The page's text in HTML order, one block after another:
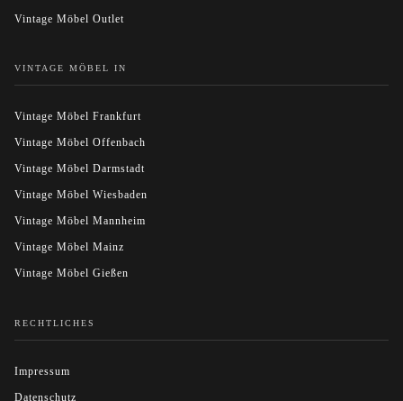
Vintage Möbel Outlet
VINTAGE MÖBEL IN
Vintage Möbel Frankfurt
Vintage Möbel Offenbach
Vintage Möbel Darmstadt
Vintage Möbel Wiesbaden
Vintage Möbel Mannheim
Vintage Möbel Mainz
Vintage Möbel Gießen
RECHTLICHES
Impressum
Datenschutz